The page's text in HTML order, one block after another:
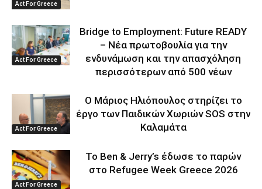
Act For Greece
Act For Greece
Bridge to Employment: Future READY
– Νέα πρωτοβουλία για την
ενδυνάμωση και την απασχόληση
περισσότερων από 500 νέων
Act For Greece
Ο Μάριος Ηλιόπουλος στηρίζει το
έργο των Παιδικών Χωριών SOS στην
Καλαμάτα
Act For Greece
Το Ben & Jerry’s έδωσε το παρών
στο Refugee Week Greece 2026